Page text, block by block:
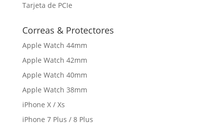
Tarjeta de PCIe
Correas & Protectores
Apple Watch 44mm
Apple Watch 42mm
Apple Watch 40mm
Apple Watch 38mm
iPhone X / Xs
iPhone 7 Plus / 8 Plus